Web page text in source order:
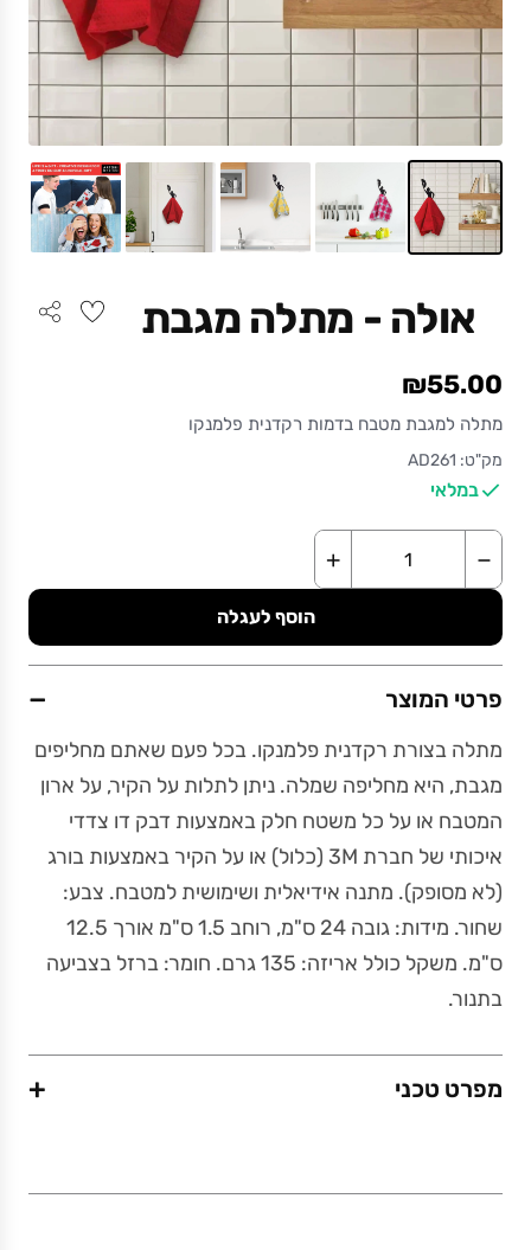
אולה - מתלה מגבת
₪55.00
מתלה למגבת מטבח בדמות רקדנית פלמנקו
מק"ט: AD261
במלאי
−
+
הוסף לעגלה
פרטי המוצר −
מתלה בצורת רקדנית פלמנקו. בכל פעם שאתם מחליפים
מגבת, היא מחליפה שמלה. ניתן לתלות על הקיר, על ארון
המטבח או על כל משטח חלק באמצעות דבק דו צדדי
איכותי של חברת 3M (כלול) או על הקיר באמצעות בורג
(לא מסופק). מתנה אידיאלית ושימושית למטבח. צבע:
שחור. מידות: גובה 24 ס"מ, רוחב 1.5 ס"מ אורך 12.5
ס"מ. משקל כולל אריזה: 135 גרם. חומר: ברזל בצביעה
בתנור.
מפרט טכני +
משקל (גרם)